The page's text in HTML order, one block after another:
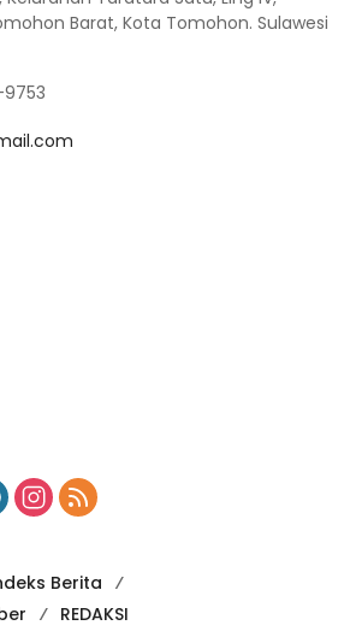
Barat, Kota Tomohon. Sulawesi
Berita
REDAKSI